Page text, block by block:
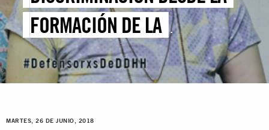
FORMACIÓN DE LA
CIUDADANÍA
MARTES, 26 DE JUNIO, 2018